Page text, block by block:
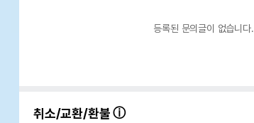
등록된 문의글이 없습니다.
취소/교환/환불